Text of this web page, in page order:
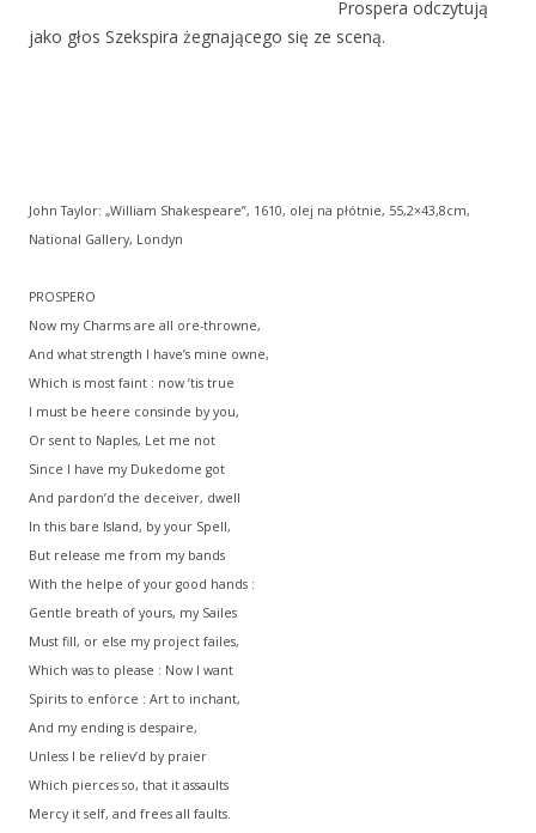
Prospera odczytują
jako głos Szekspira żegnającego się ze sceną.
John Taylor: „William Shakespeare”, 1610, olej na płótnie, 55,2×43,8cm,
National Gallery, Londyn
PROSPERO
Now my Charms are all ore-throwne,
And what strength I have’s mine owne,
Which is most faint : now ’tis true
I must be heere consinde by you,
Or sent to Naples, Let me not
Since I have my Dukedome got
And pardon’d the deceiver, dwell
In this bare Island, by your Spell,
But release me from my bands
With the helpe of your good hands :
Gentle breath of yours, my Sailes
Must fill, or else my project failes,
Which was to please : Now I want
Spirits to enforce : Art to inchant,
And my ending is despaire,
Unless I be reliev’d by praier
Which pierces so, that it assaults
Mercy it self, and frees all faults.